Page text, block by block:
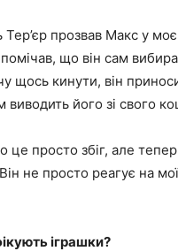
прозвав Макс у
помічав, що він сам
щось кинути, він
виводить його зі свого
це просто збіг, але
не просто реагує на
іграшки?